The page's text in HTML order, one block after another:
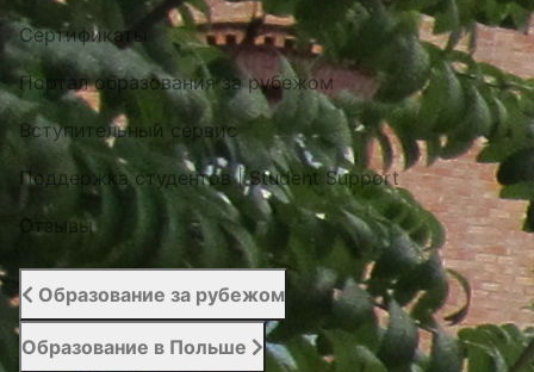
Cертификаты
Портал образования за рубежом
Вступительный сервис
Поддержка студентов | Student Support
Отзывы
Образование за рубежом
Образование в Польше